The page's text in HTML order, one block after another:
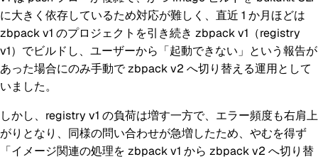
に大きく依存しているため対応が難しく、直近 1 か月ほどは
zbpack v1 のプロジェクトを引き続き zbpack v1（registry
v1）でビルドし、ユーザーから「起動できない」という報告が
あった場合にのみ手動で zbpack v2 へ切り替える運用として
いました。
しかし、registry v1 の負荷は増す一方で、エラー頻度も右肩上
がりとなり、同様の問い合わせが急増したため、やむを得ず
「イメージ関連の処理を zbpack v1 から zbpack v2 へ切り替